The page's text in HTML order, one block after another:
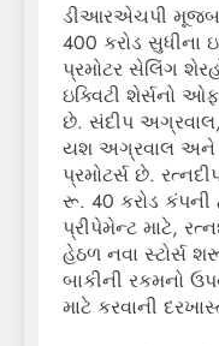
ડીઆરએચપી મૂજબ
400 કરોડ સુધીના
પ્રમોટર સેલિંગ
ઇક્વિટી શેર્સનો
છે. સંદીપ
યશ અગ્રવાલ અને
પ્રમોટર્સ છે.
રૂ. 40 કરોડ કંપની
પ્રીપેમેન્ટ માટે,
હેઠળ નવા સ્ટોર્સ
બાકીની રકમનો
માટે કરવાની